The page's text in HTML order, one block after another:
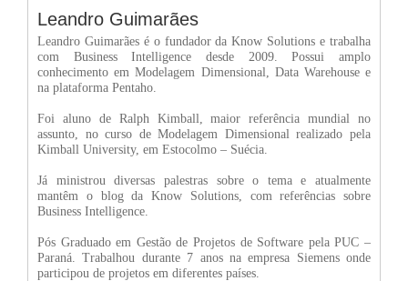
Leandro Guimarães
Leandro Guimarães é o fundador da Know Solutions e trabalha
com Business Intelligence desde 2009. Possui amplo
conhecimento em Modelagem Dimensional, Data Warehouse e
na plataforma Pentaho.
Foi aluno de Ralph Kimball, maior referência mundial no
assunto, no curso de Modelagem Dimensional realizado pela
Kimball University, em Estocolmo – Suécia.
Já ministrou diversas palestras sobre o tema e atualmente
mantêm o blog da Know Solutions, com referências sobre
Business Intelligence.
Pós Graduado em Gestão de Projetos de Software pela PUC –
Paraná. Trabalhou durante 7 anos na empresa Siemens onde
participou de projetos em diferentes países.